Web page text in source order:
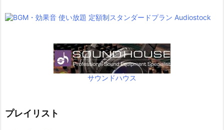
サウンドハウス
プレイリスト